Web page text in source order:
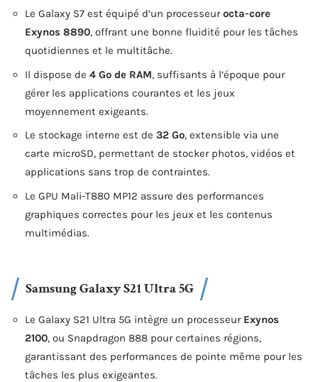
Le Galaxy S7 est équipé d’un processeurocta-core
Exynos 8890, offrant une bonne fluidité pour les tâches
quotidiennes et le multitâche.
Il dispose de 4 Go de RAM, suffisants à l’époque pour
gérer les applications courantes et les jeux
moyennement exigeants.
Le stockage interne est de 32 Go, extensible via une
carte microSD, permettant de stocker photos, vidéos et
applications sans trop de contraintes.
Le GPU Mali-T880 MP12 assure des performances
graphiques correctes pour les jeux et les contenus
multimédias.
Samsung Galaxy S21 Ultra 5G
Le Galaxy S21 Ultra 5G intègre un processeur Exynos
2100, ou Snapdragon 888 pour certaines régions,
garantissant des performances de pointe même pour les
tâches les plus exigeantes.